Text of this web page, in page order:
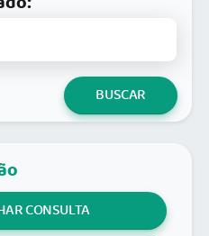
BUSCAR
CONSULTA